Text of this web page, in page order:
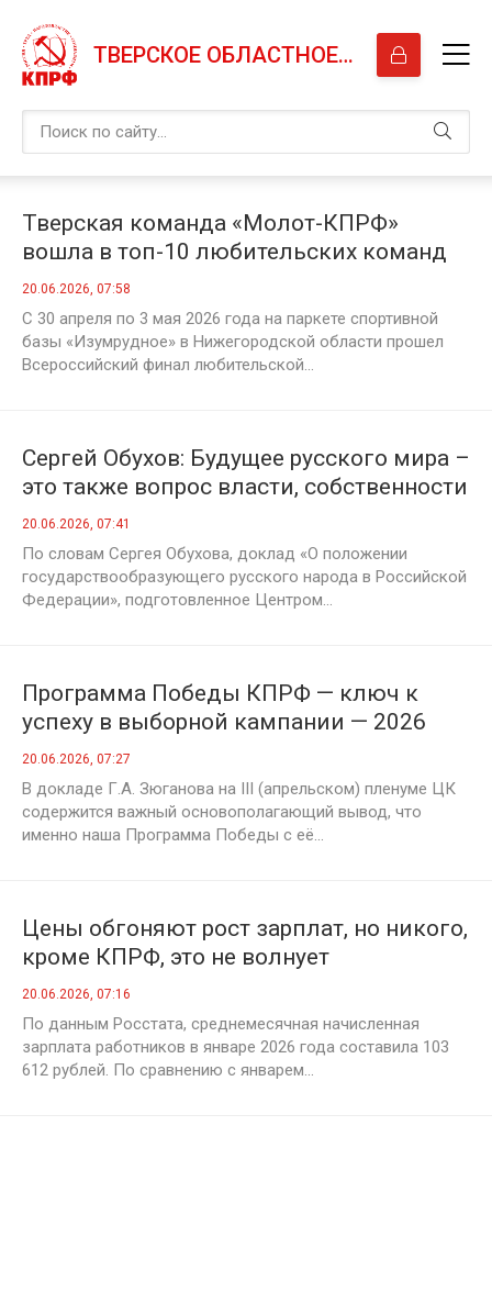
ТВЕРСКОЕ ОБЛАСТНОЕ ОТДЕЛЕНИЕ КПРФ
Тверская команда «Молот-КПРФ»
вошла в топ-10 любительских команд
России
20.06.2026, 07:58
С 30 апреля по 3 мая 2026 года на паркете спортивной
базы «Изумрудное» в Нижегородской области прошел
Всероссийский финал любительской...
Сергей Обухов: Будущее русского мира –
это также вопрос власти, собственности
и социальной справедливости
20.06.2026, 07:41
По словам Сергея Обухова, доклад «О положении
государствообразующего русского народа в Российской
Федерации», подготовленное Центром...
Программа Победы КПРФ — ключ к
успеху в выборной кампании — 2026
20.06.2026, 07:27
В докладе Г.А. Зюганова на III (апрельском) пленуме ЦК
содержится важный основополагающий вывод, что
именно наша Программа Победы с её...
Цены обгоняют рост зарплат, но никого,
кроме КПРФ, это не волнует
20.06.2026, 07:16
По данным Росстата, среднемесячная начисленная
зарплата работников в январе 2026 года составила 103
612 рублей. По сравнению с январем...